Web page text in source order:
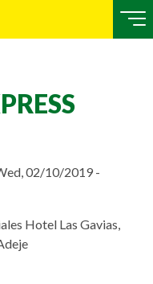
02/10/2019 -
Hotel Las Gavias,